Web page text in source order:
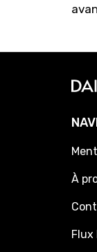
À
Flux